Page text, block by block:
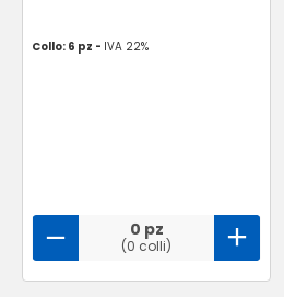
Collo: 6 pz - IVA 22%
0 pz
(0 colli)